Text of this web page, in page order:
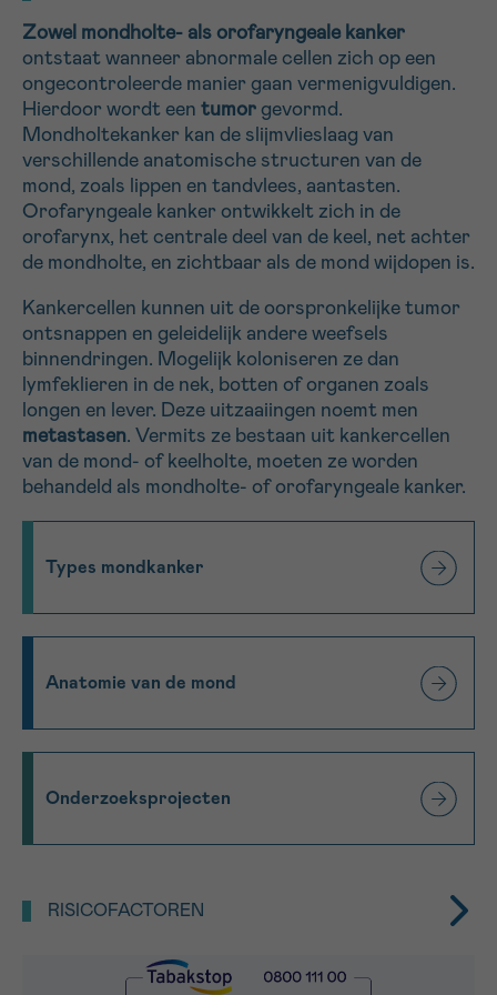
SANS
TITRE
Ja, stuur mij de nieuwsbrief
Zowel mondholte- als orofaryngeale kanker
ontstaat wanneer abnormale cellen zich op een
ongecontroleerde manier gaan vermenigvuldigen.
Hierdoor wordt een tumor gevormd.
Mondholtekanker kan de slijmvlieslaag van
verschillende anatomische structuren van de
mond, zoals lippen en tandvlees, aantasten.
Orofaryngeale kanker ontwikkelt zich in de
orofarynx, het centrale deel van de keel, net achter
de mondholte, en zichtbaar als de mond wijdopen is.
Kankercellen kunnen uit de oorspronkelijke tumor
ontsnappen en geleidelijk andere weefsels
binnendringen. Mogelijk koloniseren ze dan
lymfeklieren in de nek, botten of organen zoals
longen en lever. Deze uitzaaiingen noemt men
metastasen. Vermits ze bestaan uit kankercellen
van de mond- of keelholte, moeten ze worden
behandeld als mondholte- of orofaryngeale kanker.
Types mondkanker
Anatomie van de mond
Onderzoeksprojecten
RISICOFACTOREN
wordt sterk verhoogd door twee belangrijke
Bel ons op 0800 15 802
ma-vrij 9u tot 18u
Via ons
contactformulier
Ik wil graag opgebeld worden
Meer weten over Kankerinfo
VOORNAAM
EMAIL
Ja, stuur mij de nieuwsbrief
Ik aanvaard degebruiksvoorwaarden
16h-18h
Verder